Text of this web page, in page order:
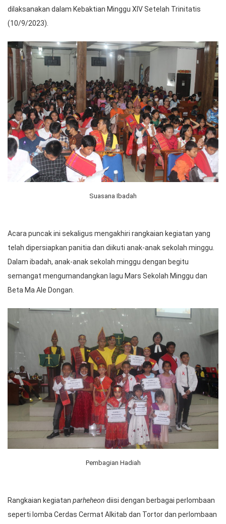
dilaksanakan dalam Kebaktian Minggu XIV Setelah Trinitatis
(10/9/2023).
Suasana Ibadah
Acara puncak ini sekaligus mengakhiri rangkaian kegiatan yang
telah dipersiapkan panitia dan diikuti anak-anak sekolah minggu.
Dalam ibadah, anak-anak sekolah minggu dengan begitu
semangat mengumandangkan lagu Mars Sekolah Minggu dan
Beta Ma Ale Dongan.
Pembagian Hadiah
Rangkaian kegiatan parheheon diisi dengan berbagai perlombaan
seperti lomba Cerdas Cermat Alkitab dan Tortor dan perlombaan